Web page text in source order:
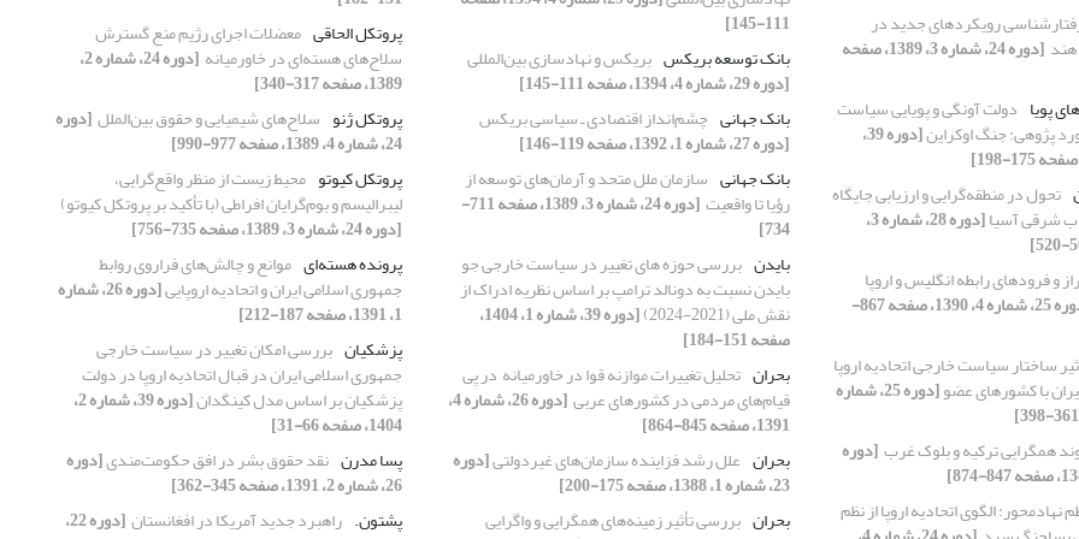
رویکردهای جدید در
[دوره 24، شماره 3، 1389، صفحه
پویا دولت آونگی و پویایی سیاست
پژوهی: جنگ اوکراین
[دوره 39،
تحول در منطقه‌گرایی و ارزیابی جایگاه
شرقی آسیا
[دوره 28، شماره 3،
و فرودهای رابطه انگلیس و اروپا
[دوره 25، شماره 4، 1390، صفحه 867-
ساختار سیاست خارجی اتحادیه اروپا
با کشورهای عضو
[دوره 25، شماره
همگرایی ترکیه و بلوک غرب [دوره
نهادمحور: الگوی اتحادیه اروپا از نظم
111-145]
بانک توسعه بریکس بریکس و نهادسازی بین‌المللی
[دوره 29، شماره 4، 1394، صفحه 111-145]
بانک جهانی چشم‌انداز اقتصادی ‌ـ سیاسی بریکس
[دوره 27، شماره 1، 1392، صفحه 119-146]
بانک جهانی سازمان ملل متحد و آرمان‌های توسعه از
رؤیا تا واقعیت ‏ [دوره 24، شماره 3، 1389، صفحه 711-
734]
بایدن بررسی حوزه های تغییر در سیاست خارجی جو
بایدن نسبت به دونالد ترامپ بر اساس نظریه ادراک از
نقش ملی (2021-2024) [دوره 39، شماره 1، 1404،
صفحه 151-184]
بحران تحلیل تغییرات موازنه قوا در خاورمیانه ‏ در پی
قیام‌های مردمی در کشورهای عربی ‏ [دوره 26، شماره 4،
1391، صفحه 845-864]
بحران علل رشد فزاینده سازمان‌های غیردولتی[دوره
23، شماره 1، 1388، صفحه 175-200]
بحران بررسی تأثیر زمینه‌های همگرایی و واگرایی
پروتکل الحاقی معضلات اجرای رژیم منع گسترش
سلاح‌های ‏هسته‌ای در خاورمیانه ‏ [دوره 24، شماره 2،
1389، صفحه 317-340]
پروتکل ژنو سلاح‌های شیمیایی و حقوق بین‌الملل ‏[دوره
24، شماره 4، 1389، صفحه 977-990]
پروتکل کیوتو محیط زیست از منظر واقع‌گرایی،
لیبرالیسم و ‏بوم‌گرایان افراطی (با تأکید بر پروتکل کیوتو) ‏
[دوره 24، شماره 3، 1389، صفحه 735-756]
پرونده هسته‌ای موانع و چالش‌های فراروی روابط
جمهوری اسلامی ایران و اتحادیه اروپایی [دوره 26، شماره
1، 1391، صفحه 187-212]
پزشکیان بررسی امکان تغییر در سیاست خارجی
جمهوری اسلامی ایران در قبال اتحادیه اروپا در دولت
پزشکیان بر اساس مدل کینگدان [دوره 39، شماره 2،
1404، صفحه 66-31]
پسا مدرن نقد حقوق بشر در افق حکومت‌مندی[دوره
26، شماره 2، 1391، صفحه 345-362]
پشتون.‏ راهبرد جدید آمریکا در افغانستان ‏ [دوره 22،